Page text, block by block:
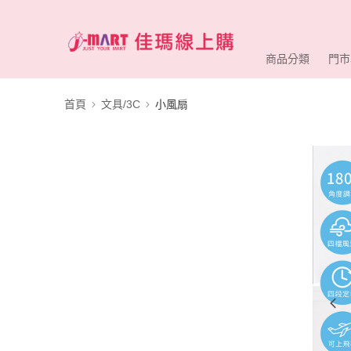
商品分類 門
首頁 文具/3C 小風扇